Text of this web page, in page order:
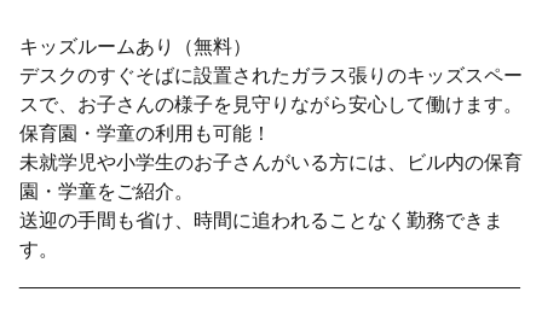
キッズルームあり（無料）
デスクのすぐそばに設置されたガラス張りのキッズスペー
スで、お子さんの様子を見守りながら安心して働けます。
保育園・学童の利用も可能！
未就学児や小学生のお子さんがいる方には、ビル内の保育
園・学童をご紹介。
送迎の手間も省け、時間に追われることなく勤務できま
す。